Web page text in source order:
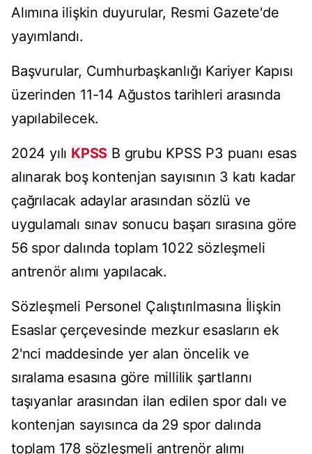
Alımına ilişkin duyurular, Resmi Gazete'de
yayımlandı.
Başvurular, Cumhurbaşkanlığı Kariyer Kapısı
üzerinden 11-14 Ağustos tarihleri arasında
yapılabilecek.
2024 yılı KPSS B grubu KPSS P3 puanı esas
alınarak boş kontenjan sayısının 3 katı kadar
çağrılacak adaylar arasından sözlü ve
uygulamalı sınav sonucu başarı sırasına göre
56 spor dalında toplam 1022 sözleşmeli
antrenör alımı yapılacak.
Sözleşmeli Personel Çalıştırılmasına İlişkin
Esaslar çerçevesinde mezkur esasların ek
2'nci maddesinde yer alan öncelik ve
sıralama esasına göre millilik şartlarını
taşıyanlar arasından ilan edilen spor dalı ve
kontenjan sayısınca da 29 spor dalında
toplam 178 sözleşmeli antrenör alımı